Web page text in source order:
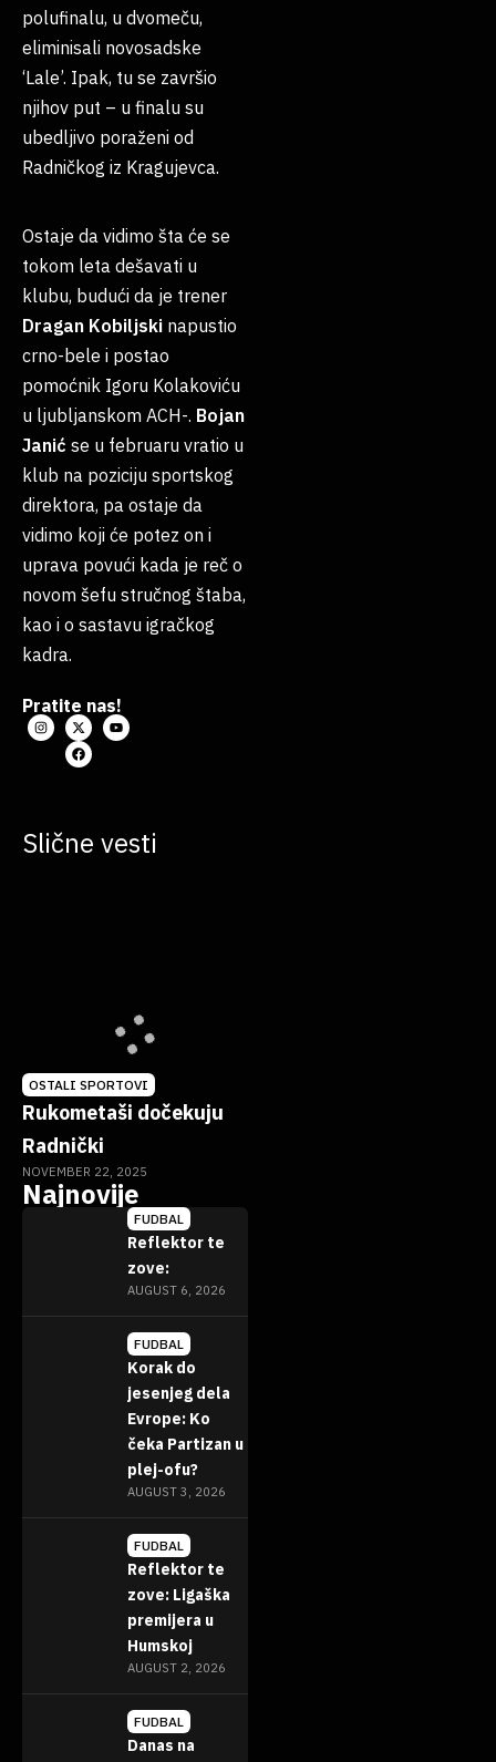
polufinalu, u dvomeču,
eliminisali novosadske
‘Lale’. Ipak, tu se završio
njihov put – u finalu su
ubedljivo poraženi od
Radničkog iz Kragujevca.
Ostaje da vidimo šta će se
tokom leta dešavati u
klubu, budući da je trener
Dragan Kobiljski napustio
crno-bele i postao
pomoćnik Igoru Kolakoviću
u ljubljanskom ACH-. Bojan
Janić se u februaru vratio u
klub na poziciju sportskog
direktora, pa ostaje da
vidimo koji će potez on i
uprava povući kada je reč o
novom šefu stručnog štaba,
kao i o sastavu igračkog
kadra.
Pratite nas!
Slične vesti
OSTALI SPORTOVI
Rukometaši dočekuju
Radnički
NOVEMBER 22, 2025
Najnovije
FUDBAL
Reflektor te
zove:
AUGUST 6, 2026
FUDBAL
Korak do
jesenjeg dela
Evrope: Ko
čeka Partizan u
plej-ofu?
AUGUST 3, 2026
FUDBAL
Reflektor te
zove: Ligaška
premijera u
Humskoj
AUGUST 2, 2026
FUDBAL
Danas na